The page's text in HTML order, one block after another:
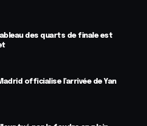
des quarts de finale est
officialise l’arrivée de Yan